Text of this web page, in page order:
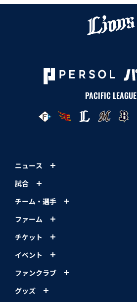
PACIFIC LEAGUE
ニュース
試合
チーム・選手
ファーム
チケット
イベント
ファンクラブ
グッズ